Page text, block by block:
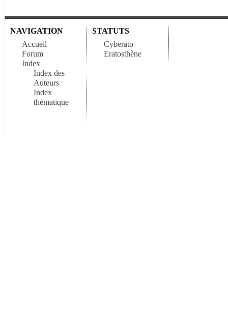
NAVIGATION
Accueil
Forum
Index
Index des
Auteurs
Index
thématique
STATUTS
Cyberato
Eratosthène